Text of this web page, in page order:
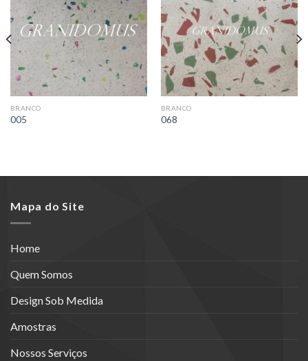
BRANCO
005
BRANCO
068
Mapa do Site
Home
Quem Somos
Design Sob Medida
Amostras
Nossos Serviços